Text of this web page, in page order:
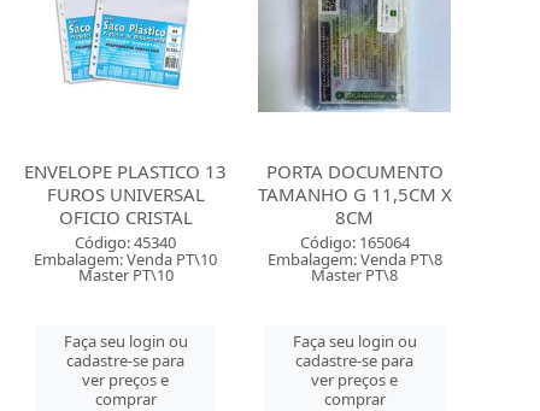
ENVELOPE PLASTICO 13
FUROS UNIVERSAL
OFICIO CRISTAL
Código: 45340
Embalagem: Venda PT\10
Master PT\10
Faça seu login ou
cadastre-se para
ver preços e
comprar
PORTA DOCUMENTO
TAMANHO G 11,5CM X
8CM
Código: 165064
Embalagem: Venda PT\8
Master PT\8
Faça seu login ou
cadastre-se para
ver preços e
comprar